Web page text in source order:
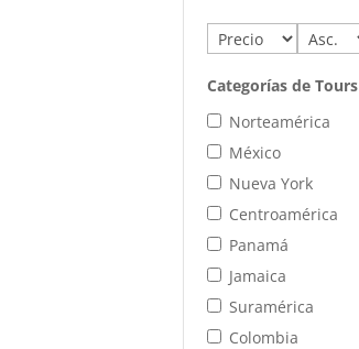
Categorías de Tours
Norteamérica
México
Nueva York
Centroamérica
Panamá
Jamaica
Suramérica
Colombia